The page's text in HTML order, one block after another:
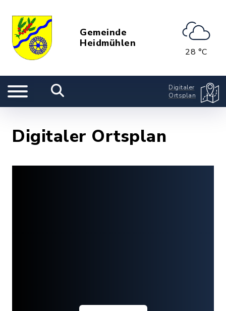
Gemeinde
Heidmühlen
28 °C
Digitaler
Ortsplan
Digitaler Ortsplan